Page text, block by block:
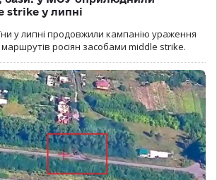
strike у липні
у липні продовжили кампанію ураження
маршрутів росіян засобами middle strike.